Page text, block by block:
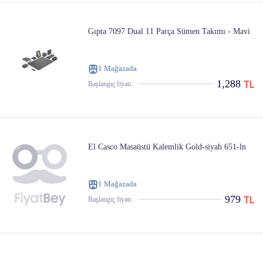
Gıpta 7097 Dual 11 Parça Sümen Takımı - Mavi
1 Mağazada
Başlangıç ​​fiyatı: 1,288
El Casco Masaüstü Kalemlik Gold-siyah 651-ln
1 Mağazada
Başlangıç ​​fiyatı: 979